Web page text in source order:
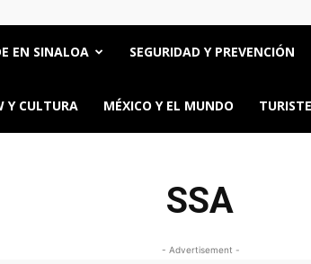
EN SINALOA SEGURIDAD Y PREVENCIÓN
Y CULTURA MÉXICO Y EL MUNDO
SSA
- Advertisement -